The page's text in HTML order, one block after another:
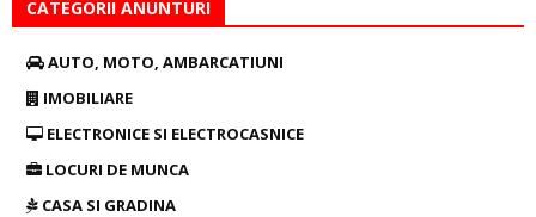
CATEGORII ANUNTURI
AUTO, MOTO, AMBARCATIUNI
IMOBILIARE
ELECTRONICE SI ELECTROCASNICE
LOCURI DE MUNCA
CASA SI GRADINA